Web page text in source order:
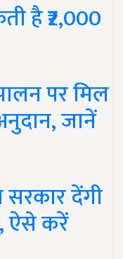
है ₹2,000
पर मिल
जानें
सरकार देंगी
ऐसे करें